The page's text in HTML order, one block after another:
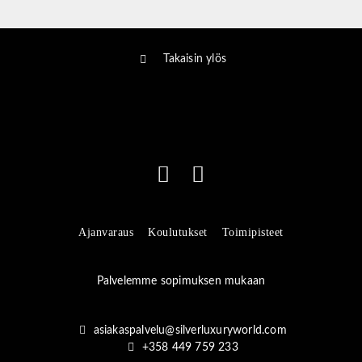
Takaisin ylös
Ajanvaraus Koulutukset Toimipisteet
Palvelemme sopimuksen mukaan
asiakaspalvelu@silverluxuryworld.com
+358 449 759 233